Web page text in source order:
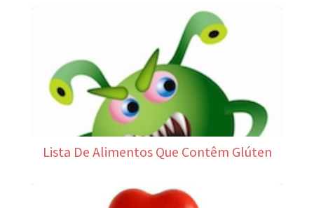
Lista De Alimentos Que Contêm Glúten